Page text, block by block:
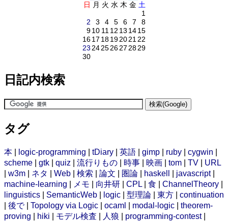
日 月 火 水 木 金 土
1
2
3 4 5 6 7
8
910 11 12 13 1415
1617 18192021 22
23 24252627 2829
30
日記内検索
タグ
本 logic-programming tDiary 英語 gimp ruby cygwin
scheme
gtk quiz 流行りもの 時事 映画 tom TV
URL
w3m ネタ Web 検索 論文 圏論 haskell javascript|
machine-learning
メモ 向井研 CPL 食 ChannelTheory
linguistics
SemanticWeb logic 型理論 東方
continuation
後で| Topology via Logic ocaml modal-logic
theorem-
proving
hiki モデル検査 人狼 programming-contest|